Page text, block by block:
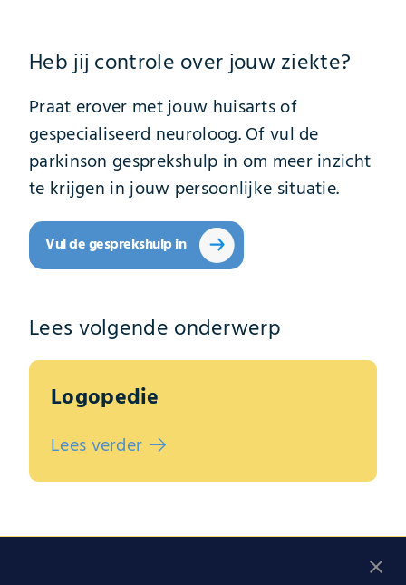
Heb jij controle over jouw ziekte?
Praat erover met jouw huisarts of
gespecialiseerd neuroloog. Of vul de
parkinson gesprekshulp in om meer inzicht
te krijgen in jouw persoonlijke situatie.
Vul de gesprekshulp in
Lees volgende onderwerp
Logopedie
Lees verder